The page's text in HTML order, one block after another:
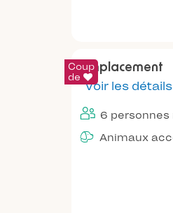
Coup
de
Emplacement
Voir les détails
6 personnes
Animaux